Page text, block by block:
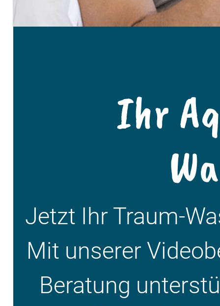
Ihr
Jetzt Ihr Traum-
Mit unserer
Beratung